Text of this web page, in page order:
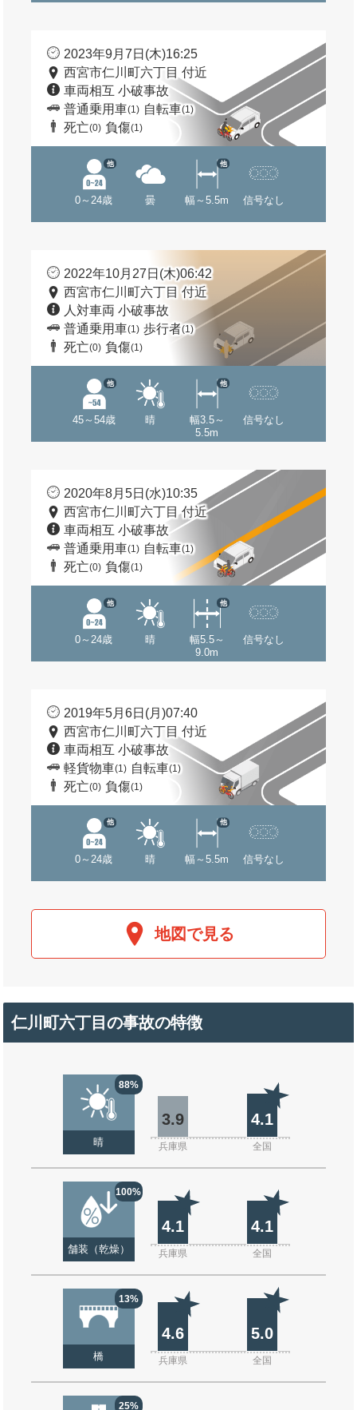
2023年9月7日(木)16:25
西宮市仁川町六丁目 付近
車両相互 小破事故
普通乗用車(1) 自転車(1)
死亡(0) 負傷(1)
0～24歳
他
曇 幅～5.5m
他
信号なし
2022年10月27日(木)06:42
西宮市仁川町六丁目 付近
人対車両 小破事故
普通乗用車(1) 歩行者(1)
死亡(0) 負傷(1)
45～54歳
他
晴
幅3.5～
5.5m
他
信号なし
2020年8月5日(水)10:35
西宮市仁川町六丁目 付近
車両相互 小破事故
普通乗用車(1) 自転車(1)
死亡(0) 負傷(1)
0～24歳
他
晴
幅5.5～
9.0m
他
信号なし
2019年5月6日(月)07:40
西宮市仁川町六丁目 付近
車両相互 小破事故
軽貨物車(1) 自転車(1)
死亡(0) 負傷(1)
0～24歳
他
晴 幅～5.5m
他
信号なし
地図で見る
仁川町六丁目の事故の特徴
88%
晴
3.9 4.1
兵庫県 全国
100%
舗装（乾燥）
4.1 4.1
兵庫県 全国
13%
橋
4.6 5.0
兵庫県 全国
25%